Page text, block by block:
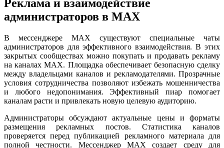
Реклама и взаимодействие
администраторов в MAX
В мессенджере MAX существуют специальные чаты
администраторов для эффективного взаимодействия. В этих
закрытых сообществах можно покупать и продавать рекламу
на каналах MAX. Площадка обеспечивает безопасную сделку
между владельцами каналов и рекламодателями. Прозрачные
условия сотрудничества позволяют избежать мошенничества
и любого недопонимания. Эффективный пиар помогает
каналам расти и привлекать новую целевую аудиторию.
Администраторы обсуждают актуальные цены и форматы
размещения рекламных постов. Статистика каналов
проверяется перед публикацией рекламного материала для
полной честности. Мессенджер MAX создает среду для